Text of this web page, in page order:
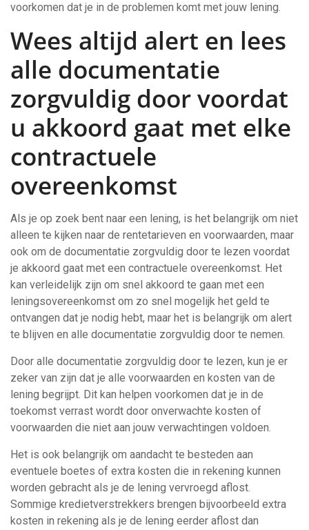
voorkomen dat je in de problemen komt met jouw lening.
Wees altijd alert en lees
alle documentatie
zorgvuldig door voordat
u akkoord gaat met elke
contractuele
overeenkomst
Als je op zoek bent naar een lening, is het belangrijk om niet
alleen te kijken naar de rentetarieven en voorwaarden, maar
ook om de documentatie zorgvuldig door te lezen voordat
je akkoord gaat met een contractuele overeenkomst. Het
kan verleidelijk zijn om snel akkoord te gaan met een
leningsovereenkomst om zo snel mogelijk het geld te
ontvangen dat je nodig hebt, maar het is belangrijk om alert
te blijven en alle documentatie zorgvuldig door te nemen.
Door alle documentatie zorgvuldig door te lezen, kun je er
zeker van zijn dat je alle voorwaarden en kosten van de
lening begrijpt. Dit kan helpen voorkomen dat je in de
toekomst verrast wordt door onverwachte kosten of
voorwaarden die niet aan jouw verwachtingen voldoen.
Het is ook belangrijk om aandacht te besteden aan
eventuele boetes of extra kosten die in rekening kunnen
worden gebracht als je de lening vervroegd aflost.
Sommige kredietverstrekkers brengen bijvoorbeeld extra
kosten in rekening als je de lening eerder aflost dan